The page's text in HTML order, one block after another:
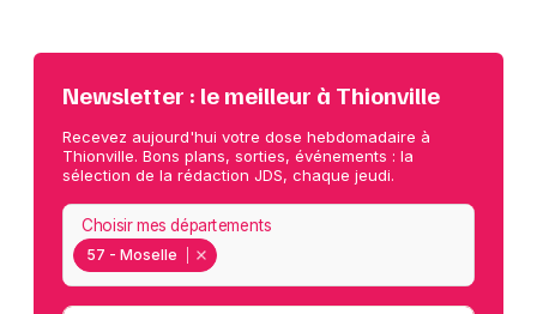
Newsletter : le meilleur à Thionville
Recevez aujourd'hui votre dose hebdomadaire à
Thionville. Bons plans, sorties, événements : la
sélection de la rédaction JDS, chaque jeudi.
57 - Moselle
Choisir mes départements